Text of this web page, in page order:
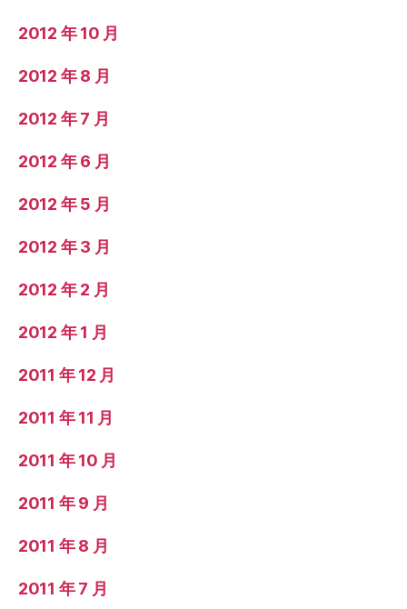
2012 年 10 月
2012 年 8 月
2012 年 7 月
2012 年 6 月
2012 年 5 月
2012 年 3 月
2012 年 2 月
2012 年 1 月
2011 年 12 月
2011 年 11 月
2011 年 10 月
2011 年 9 月
2011 年 8 月
2011 年 7 月